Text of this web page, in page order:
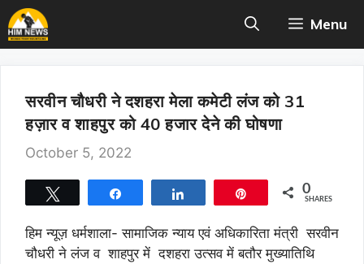
Skip
to
content
Menu
सरवीन चौधरी ने दशहरा मेला कमेटी लंज को 31
हज़ार व शाहपुर को 40 हजार देने की घोषणा
October 5, 2022
0
SHARES
हिम न्यूज़ धर्मशाला- सामाजिक न्याय एवं अधिकारिता मंत्री सरवीन
चौधरी ने लंज व शाहपुर में दशहरा उत्सव में बतौर मुख्यातिथि